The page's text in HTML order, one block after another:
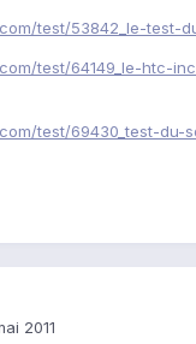
test/53842_le-test-
test/64149_le-htc-
test/69430_test-du-
2011